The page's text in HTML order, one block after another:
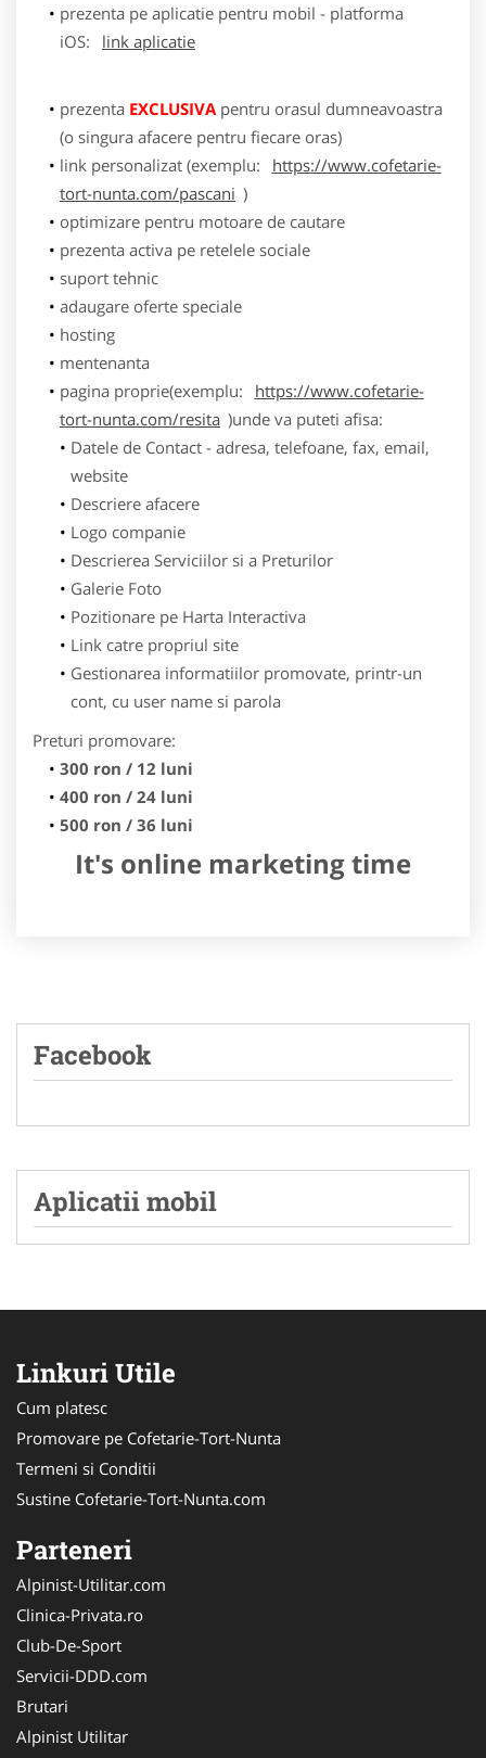
prezenta pe aplicatie pentru mobil - platforma
iOS:
link aplicatie
prezenta EXCLUSIVApentru orasul dumneavoastra
(o singura afacere pentru fiecare oras)
link personalizat (exemplu:
https://www.cofetarie-
tort-nunta.com/pascani )
optimizare pentru motoare de cautare
prezenta activa pe retelele sociale
suport tehnic
adaugare oferte speciale
hosting
mentenanta
pagina proprie(exemplu:
https://www.cofetarie-
tort-nunta.com/resita )unde va puteti afisa:
Datele de Contact - adresa, telefoane, fax, email,
website
Descriere afacere
Logo companie
Descrierea Serviciilor si a Preturilor
Galerie Foto
Pozitionare pe Harta Interactiva
Link catre propriul site
Gestionarea informatiilor promovate, printr-un
cont, cu user name si parola
Preturi promovare:
300 ron / 12 luni
400 ron / 24 luni
500 ron / 36 luni
It's online marketing time
Facebook
Aplicatii mobil
Linkuri Utile
Cum platesc
Promovare pe Cofetarie-Tort-Nunta
Termeni si Conditii
Sustine Cofetarie-Tort-Nunta.com
Parteneri
Alpinist-Utilitar.com
Clinica-Privata.ro
Club-De-Sport
Servicii-DDD.com
Brutari
Alpinist Utilitar